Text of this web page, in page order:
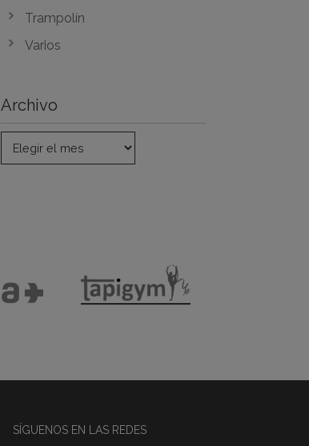
Trampolín
Varios
Archivo
SÍGUENOS EN LAS REDES